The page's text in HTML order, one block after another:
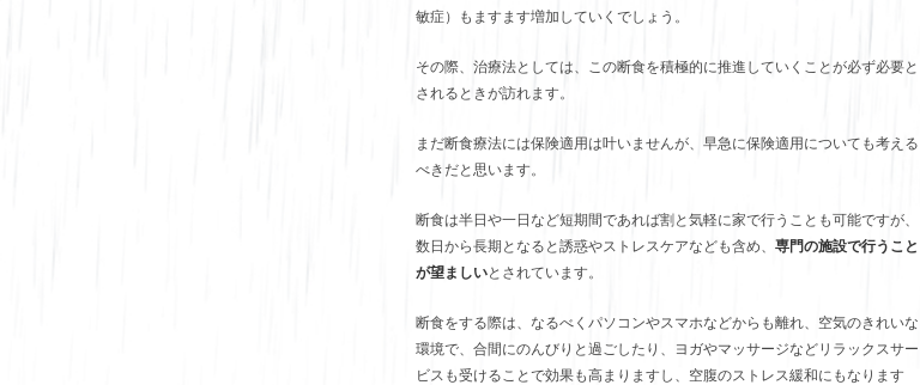
敏症）もますます増加していくでしょう。
その際、治療法としては、この断食を積極的に推進していくことが必ず必要と
されるときが訪れます。
まだ断食療法には保険適用は叶いませんが、早急に保険適用についても考える
べきだと思います。
断食は半日や一日など短期間であれば割と気軽に家で行うことも可能ですが、
数日から長期となると誘惑やストレスケアなども含め、 専門の施設で行うこと
が望ましいとされています。
断食をする際は、なるべくパソコンやスマホなどからも離れ、空気のきれいな
環境で、合間にのんびりと過ごしたり、ヨガやマッサージなどリラックスサー
ビスも受けることで効果も高まりますし、空腹のストレス緩和にもなります